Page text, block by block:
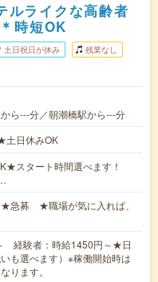
ルライクな高齢者
時短OK
土日祝日が休み 残業なし
ら---分／朝潮橋駅から---分
日休みOK
スタート時間選べます！
急募 ★職場が気に入れば、
経験者：時給1450円～★日
も選べます）※稼働開始時は
ります。